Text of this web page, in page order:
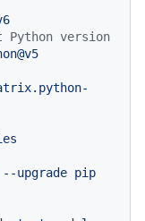
Python version